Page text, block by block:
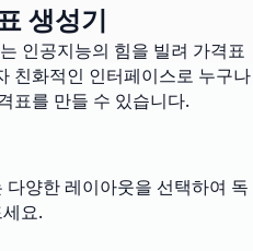
생성기
인공지능의 힘을 빌려 가격표
친화적인 인터페이스로 누구나
표를 만들 수 있습니다.
양한 레이아웃을 선택하여 독
요.